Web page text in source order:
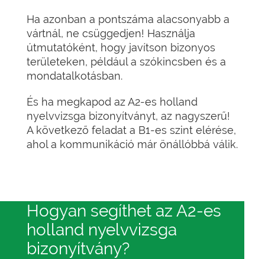
Ha azonban a pontszáma alacsonyabb a
vártnál, ne csüggedjen! Használja
útmutatóként, hogy javítson bizonyos
területeken, például a szókincsben és a
mondatalkotásban.
És ha megkapod az A2-es holland
nyelvvizsga bizonyítványt, az nagyszerű!
A következő feladat a B1-es szint elérése,
ahol a kommunikáció már önállóbbá válik.
Hogyan segíthet az A2-es
holland nyelvvizsga
bizonyítvány?